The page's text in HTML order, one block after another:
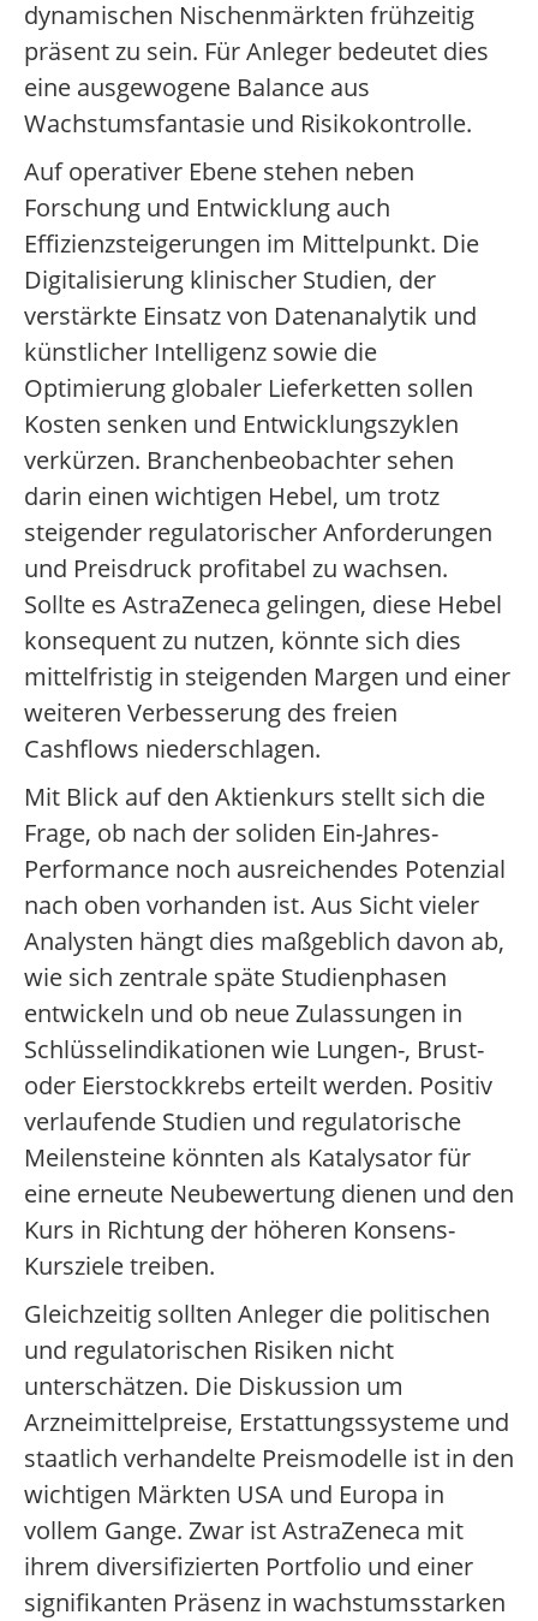
dynamischen Nischenmärkten frühzeitig
präsent zu sein. Für Anleger bedeutet dies
eine ausgewogene Balance aus
Wachstumsfantasie und Risikokontrolle.
Auf operativer Ebene stehen neben
Forschung und Entwicklung auch
Effizienzsteigerungen im Mittelpunkt. Die
Digitalisierung klinischer Studien, der
verstärkte Einsatz von Datenanalytik und
künstlicher Intelligenz sowie die
Optimierung globaler Lieferketten sollen
Kosten senken und Entwicklungszyklen
verkürzen. Branchenbeobachter sehen
darin einen wichtigen Hebel, um trotz
steigender regulatorischer Anforderungen
und Preisdruck profitabel zu wachsen.
Sollte es AstraZeneca gelingen, diese Hebel
konsequent zu nutzen, könnte sich dies
mittelfristig in steigenden Margen und einer
weiteren Verbesserung des freien
Cashflows niederschlagen.
Mit Blick auf den Aktienkurs stellt sich die
Frage, ob nach der soliden Ein-Jahres-
Performance noch ausreichendes Potenzial
nach oben vorhanden ist. Aus Sicht vieler
Analysten hängt dies maßgeblich davon ab,
wie sich zentrale späte Studienphasen
entwickeln und ob neue Zulassungen in
Schlüsselindikationen wie Lungen-, Brust-
oder Eierstockkrebs erteilt werden. Positiv
verlaufende Studien und regulatorische
Meilensteine könnten als Katalysator für
eine erneute Neubewertung dienen und den
Kurs in Richtung der höheren Konsens-
Kursziele treiben.
Gleichzeitig sollten Anleger die politischen
und regulatorischen Risiken nicht
unterschätzen. Die Diskussion um
Arzneimittelpreise, Erstattungssysteme und
staatlich verhandelte Preismodelle ist in den
wichtigen Märkten USA und Europa in
vollem Gange. Zwar ist AstraZeneca mit
ihrem diversifizierten Portfolio und einer
signifikanten Präsenz in wachstumsstarken